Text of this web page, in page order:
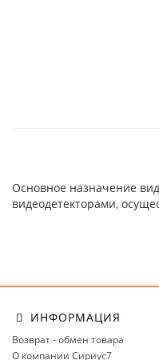
Основное назначение
видеодетекторами,
ИНФОРМАЦИЯ
Возврат - обмен товара
О компании Сириус7